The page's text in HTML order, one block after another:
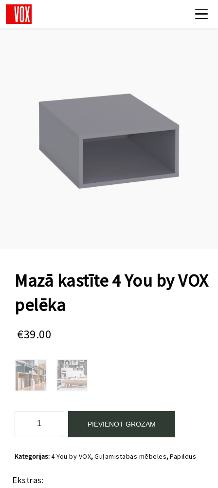
Mazā kastīte 4 You by VOX
pelēka
€39.00
4
by
pelēka
PIEVIENOT GROZAM
Kategorijas:4 You by VOX,Guļamistabas mēbeles,Papildus
Ekstras: